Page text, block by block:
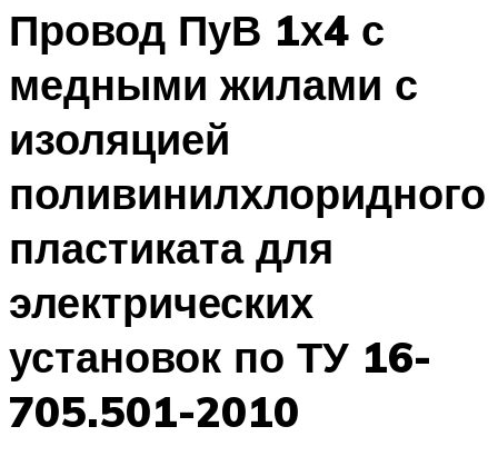
Провод ПуВ 1х4 с
медными жилами с
изоляцией
поливинилхлоридного
пластиката для
электрических
установок по ТУ 16-
705.501-2010